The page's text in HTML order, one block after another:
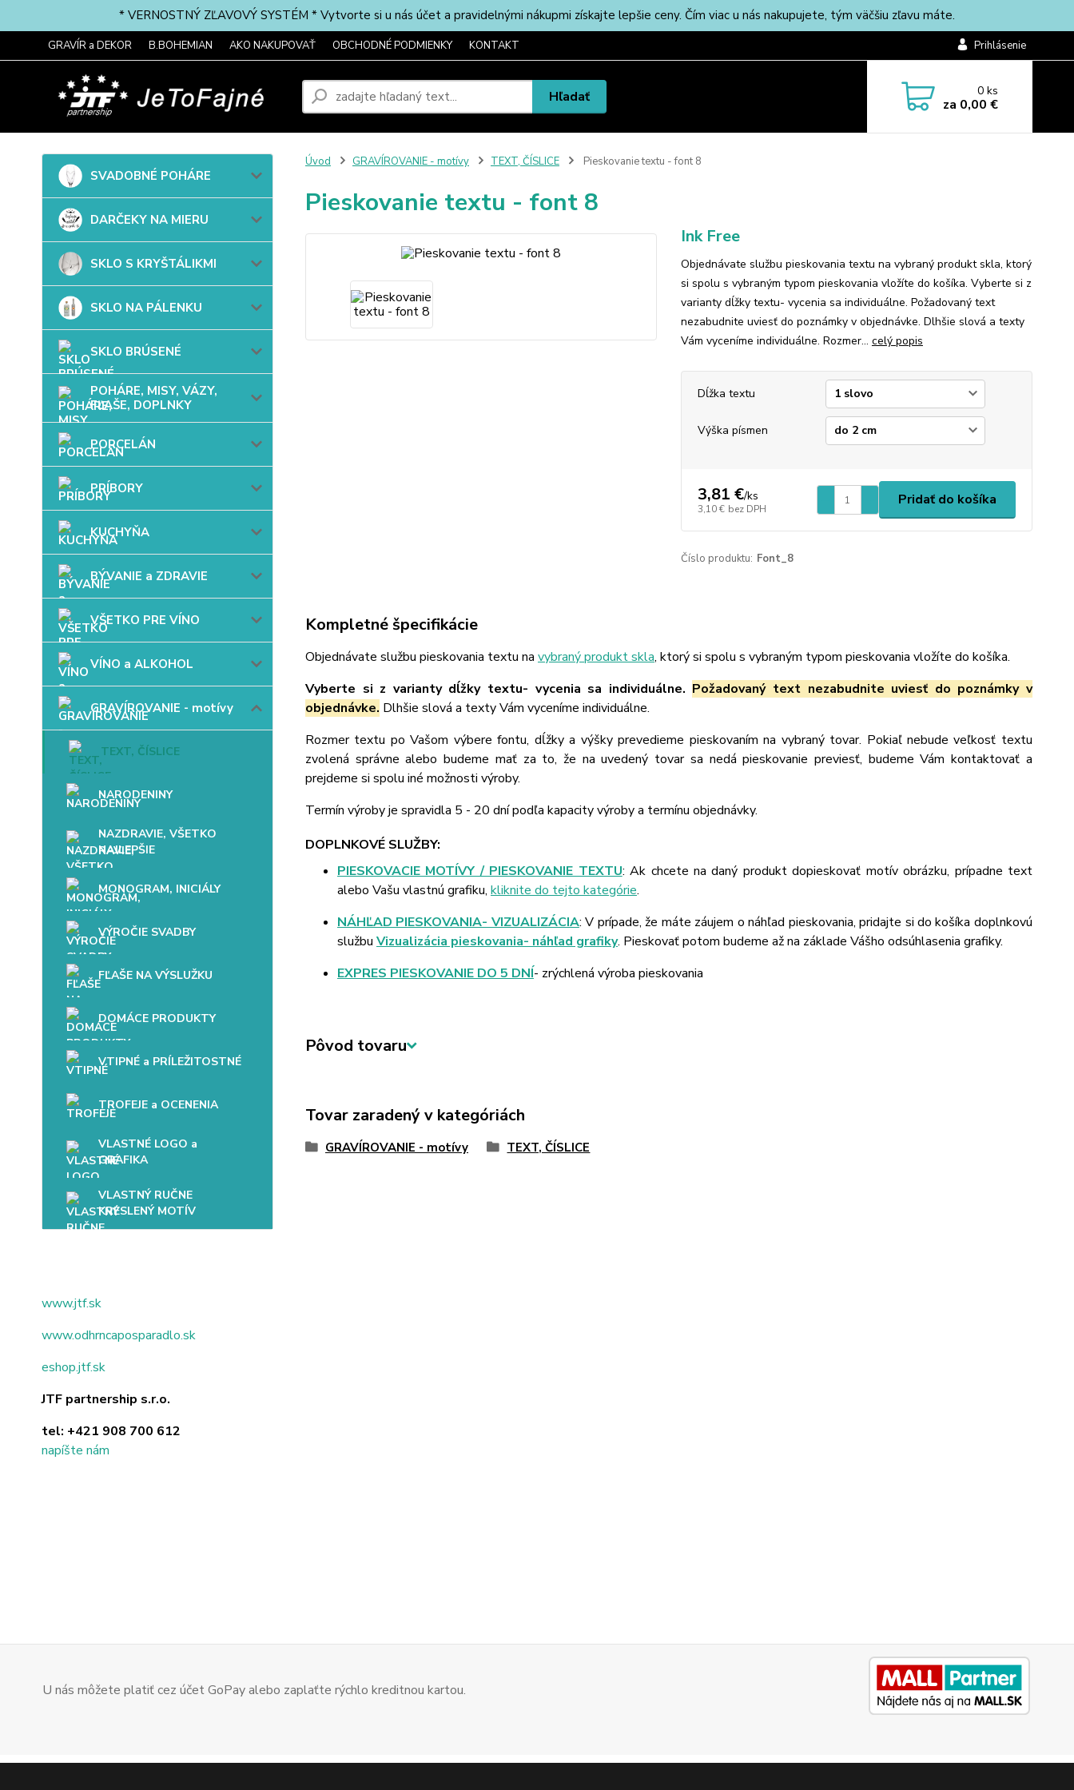
* VERNOSTNÝ ZĽAVOVÝ SYSTÉM * Vytvorte si u nás účet a pravidelnými nákupmi získajte lepšie ceny. Čím viac u nás nakupujete, tým väčšiu zľavu máte.
GRAVÍR a DEKOR B.BOHEMIAN AKO NAKUPOVAŤ OBCHODNÉ PODMIENKY KONTAKT Prihlásenie
Hľadať 0ks
za 0,00 €
SVADOBNÉ POHÁRE
DARČEKY NA MIERU
SKLO S KRYŠTÁLIKMI
SKLO NA PÁLENKU
SKLO BRÚSENÉ
POHÁRE, MISY, VÁZY,
FĽAŠE, DOPLNKY
PORCELÁN
PRÍBORY
KUCHYŇA
BÝVANIE a ZDRAVIE
VŠETKO PRE VÍNO
VÍNO a ALKOHOL
GRAVÍROVANIE - motívy
TEXT, ČÍSLICE
NARODENINY
NAZDRAVIE, VŠETKO
NAJLEPŠIE
MONOGRAM, INICIÁLY
VÝROČIE SVADBY
FĽAŠE NA VÝSLUŽKU
DOMÁCE PRODUKTY
VTIPNÉ a PRÍLEŽITOSTNÉ
TROFEJE a OCENENIA
VLASTNÉ LOGO a
GRAFIKA
VLASTNÝ RUČNE
KRESLENÝ MOTÍV
www.jtf.sk
www.odhrncaposparadlo.sk
eshop.jtf.sk
JTF partnership s.r.o.
tel: +421 908 700 612
napíšte nám
Úvod GRAVÍROVANIE - motívy TEXT, ČÍSLICE Pieskovanie textu - font 8
Pieskovanie textu - font 8
Ink Free
Objednávate službu pieskovania textu na vybraný produkt skla, ktorý
si spolu s vybraným typom pieskovania vložíte do košíka. Vyberte si z
varianty dĺžky textu- vycenia sa individuálne. Požadovaný text
nezabudnite uviesť do poznámky v objednávke. Dlhšie slová a texty
Vám vyceníme individuálne. Rozmer... celý popis
Dĺžka textu
Výška písmen
3,81 €/ks
3,10 € bez DPH
Pridať do košíka
Číslo produktu: Font_8
Kompletné špecifikácie
Objednávate službu pieskovania textu na vybraný produkt skla, ktorý si spolu s vybraným typom pieskovania vložíte do košíka.
Vyberte si z varianty dĺžky textu- vycenia sa individuálne. Požadovaný text nezabudnite uviesť do poznámky v
objednávke. Dlhšie slová a texty Vám vyceníme individuálne.
Rozmer textu po Vašom výbere fontu, dĺžky a výšky prevedieme pieskovaním na vybraný tovar. Pokiaľ nebude veľkosť textu
zvolená správne alebo budeme mať za to, že na uvedený tovar sa nedá pieskovanie previesť, budeme Vám kontaktovať a
prejdeme si spolu iné možnosti výroby.
Termín výroby je spravidla 5 - 20 dní podľa kapacity výroby a termínu objednávky.
DOPLNKOVÉ SLUŽBY:
PIESKOVACIE MOTÍVY / PIESKOVANIE TEXTU: Ak chcete na daný produkt dopieskovať motív obrázku, prípadne text
alebo Vašu vlastnú grafiku, kliknite do tejto kategórie.
NÁHĽAD PIESKOVANIA- VIZUALIZÁCIA: V prípade, že máte záujem o náhľad pieskovania, pridajte si do košíka doplnkovú
službu Vizualizácia pieskovania- náhľad grafiky. Pieskovať potom budeme až na základe Vášho odsúhlasenia grafiky.
EXPRES PIESKOVANIE DO 5 DNÍ- zrýchlená výroba pieskovania
Pôvod tovaru
Tovar zaradený v kategóriách
GRAVÍROVANIE - motívy TEXT, ČÍSLICE
U nás môžete platiť cez účet GoPay alebo zaplaťte rýchlo kreditnou kartou.